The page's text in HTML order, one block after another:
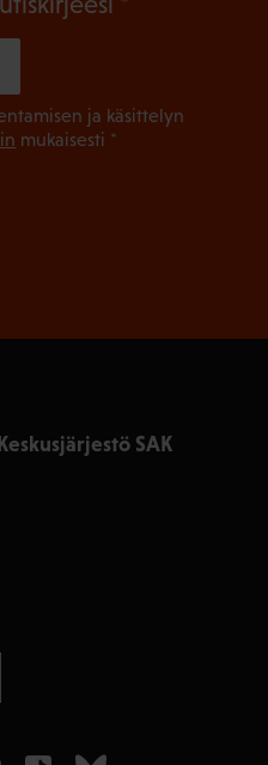
SAK
ja käsittelyn
mukaisesti *